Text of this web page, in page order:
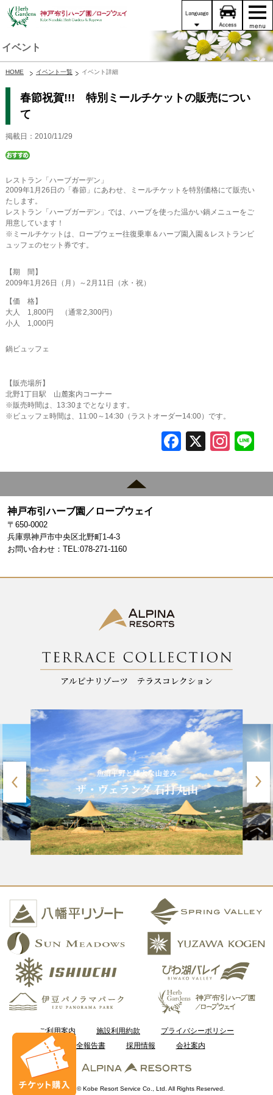
イベント
HOME イベント一覧 イベント詳細
春節祝賀!!! 特別ミールチケットの販売につい
て
掲載日：2010/11/29
レストラン「ハーブガーデン」
2009年1月26日の「春節」にあわせ、ミールチケットを特別価格にて販売い
たします。
レストラン「ハーブガーデン」では、ハーブを使った温かい鍋メニューをご
用意しています！
※ミールチケットは、ロープウェー往復乗車＆ハーブ園入園＆レストランビ
ュッフェのセット券です。
【期 間】
2009年1月26日（月）～2月11日（水・祝）
【価 格】
大人 1,800円 （通常2,300円）
小人 1,000円
鍋ビュッフェ
【販売場所】
北野1丁目駅 山麓案内コーナー
※販売時間は、13:30までとなります。
※ビュッフェ時間は、11:00～14:30（ラストオーダー14:00）です。
F
e
k
X In
gr
神戸布引ハーブ園／ロープウェイ
〒650-0002
兵庫県神戸市中央区北野町1-4-3
お問い合わせ：TEL:078-271-1160
魚沼平野と雄大な山並み
ザ・ヴェランダ 石打丸山
ご利用案内 施設利用約款
プライバシーポリシー
安全報告書
採用情報 会社案内
Copyright © Kobe Resort Service Co., Ltd. All Rights Reserved.